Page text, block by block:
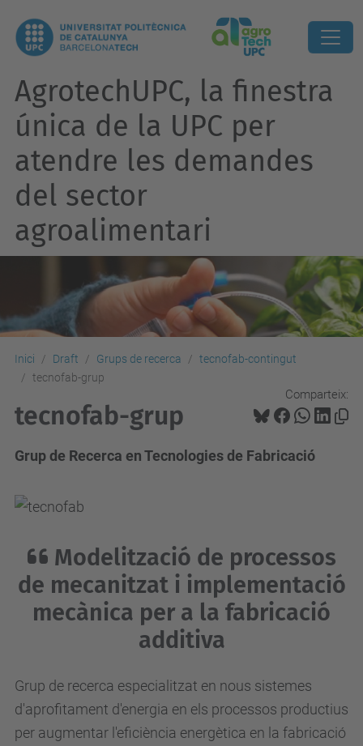
AgrotechUPC, la finestra
única de la UPC per
atendre les demandes
del sector
agroalimentari
Inici Draft Grups de recerca
tecnofab-contingut
tecnofab-grup
Comparteix:
tecnofab-grup
Grup de Recerca en Tecnologies de Fabricació
Modelització de processos
de mecanitzat i implementació
mecànica per a la fabricació
additiva
Grup de recerca especialitzat en nous sistemes
d'aprofitament d'energia en els processos productius
per augmentar l'eficiència energètica en la fabricació